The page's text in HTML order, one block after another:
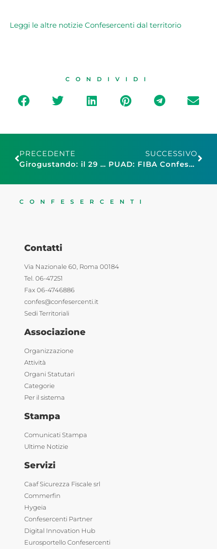
L eggi le altre notizie Confesercenti dal territorio
CONDIVIDI
PRECEDENTE
Girogustando: il 29 settembre a Marina di Grosseto
SUCCESSIVO
PUAD: FIBA Confesercenti Campania, tra crisi e progettualità, ascoltate la voce degli operatori balneari
CONFESERCENTI
Contatti
Via Nazionale 60, Roma 00184
Tel. 06-47251
Fax 06-4746886
confes@confesercenti.it
Sedi Territoriali
Associazione
Organizzazione
Attività
Organi Statutari
Categorie
Per il sistema
Stampa
Comunicati Stampa
Ultime Notizie
Servizi
Caaf Sicurezza Fiscale srl
Commerfin
Hygeia
Confesercenti Partner
Digital Innovation Hub
Eurosportello Confesercenti